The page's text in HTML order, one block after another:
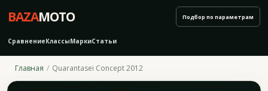
BAZAMOTO
СравнениеКлассыМаркиСтатьи
Подбор по параметрам
Главная Quarantasei Concept 2012